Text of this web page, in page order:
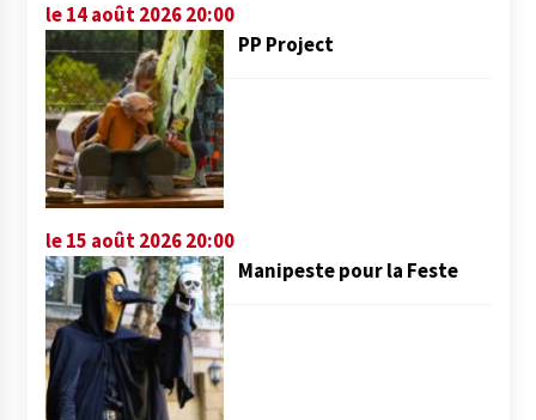
le 14 août 2026 20:00
PP Project
le 15 août 2026 20:00
Manipeste pour la Feste